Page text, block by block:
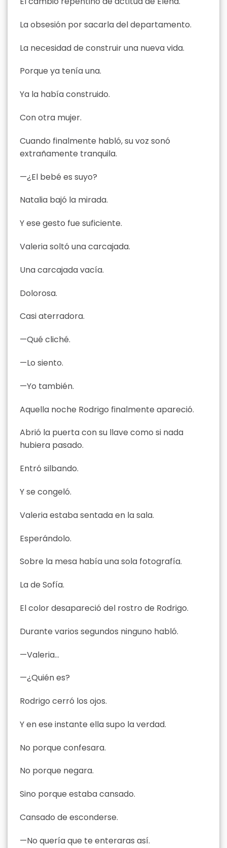
La obsesión por sacarla del departamento.
La necesidad de construir una nueva vida.
Porque ya tenía una.
Ya la había construido.
Con otra mujer.
Cuando finalmente habló, su voz sonó
extrañamente tranquila.
—¿El bebé es suyo?
Natalia bajó la mirada.
Y ese gesto fue suficiente.
Valeria soltó una carcajada.
Una carcajada vacía.
Dolorosa.
Casi aterradora.
—Qué cliché.
—Lo siento.
—Yo también.
Aquella noche Rodrigo finalmente apareció.
Abrió la puerta con su llave como si nada
hubiera pasado.
Entró silbando.
Y se congeló.
Valeria estaba sentada en la sala.
Esperándolo.
Sobre la mesa había una sola fotografía.
La de Sofía.
El color desapareció del rostro de Rodrigo.
Durante varios segundos ninguno habló.
—Valeria…
—¿Quién es?
Rodrigo cerró los ojos.
Y en ese instante ella supo la verdad.
No porque confesara.
No porque negara.
Sino porque estaba cansado.
Cansado de esconderse.
—No quería que te enteraras así.